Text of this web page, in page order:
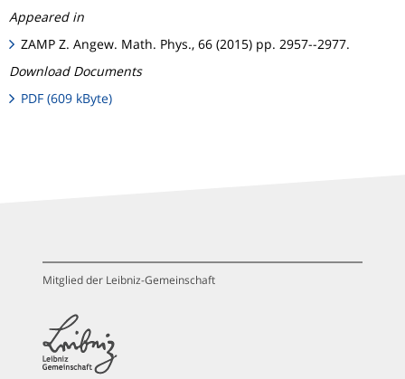
Appeared in
ZAMP Z. Angew. Math. Phys., 66 (2015) pp. 2957--2977.
Download Documents
PDF (609 kByte)
Mitglied der Leibniz-Gemeinschaft